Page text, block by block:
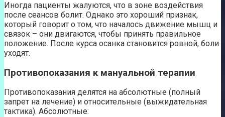
Иногда пациенты жалуются, что в зоне воздействия
после сеансов болит. Однако это хороший признак,
который говорит о том, что началось движение мышц и
связок – они двигаются, чтобы принять правильное
положение. После курса осанка становится ровной, боли
уходят.
Противопоказания к мануальной терапии
Противопоказания делятся на абсолютные (полный
запрет на лечение) и относительные (выжидательная
тактика). Абсолютные: